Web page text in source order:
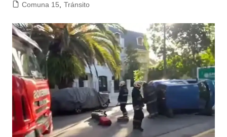
Comuna 15
Tránsito